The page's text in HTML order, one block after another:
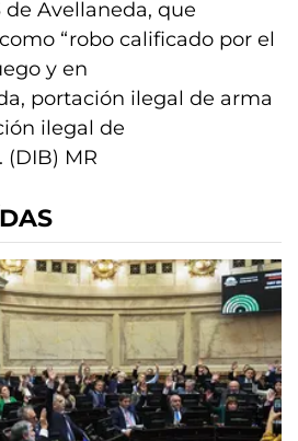
de Avellaneda, que
“robo calificado por el
y en
portación ilegal de arma
ilegal de
(DIB) MR